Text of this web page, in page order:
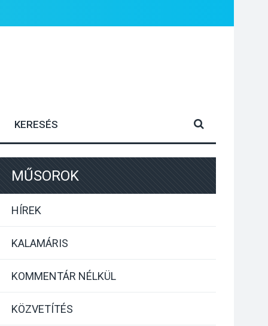
MŰSOROK
HÍREK
KALAMÁRIS
KOMMENTÁR NÉLKÜL
KÖZVETÍTÉS